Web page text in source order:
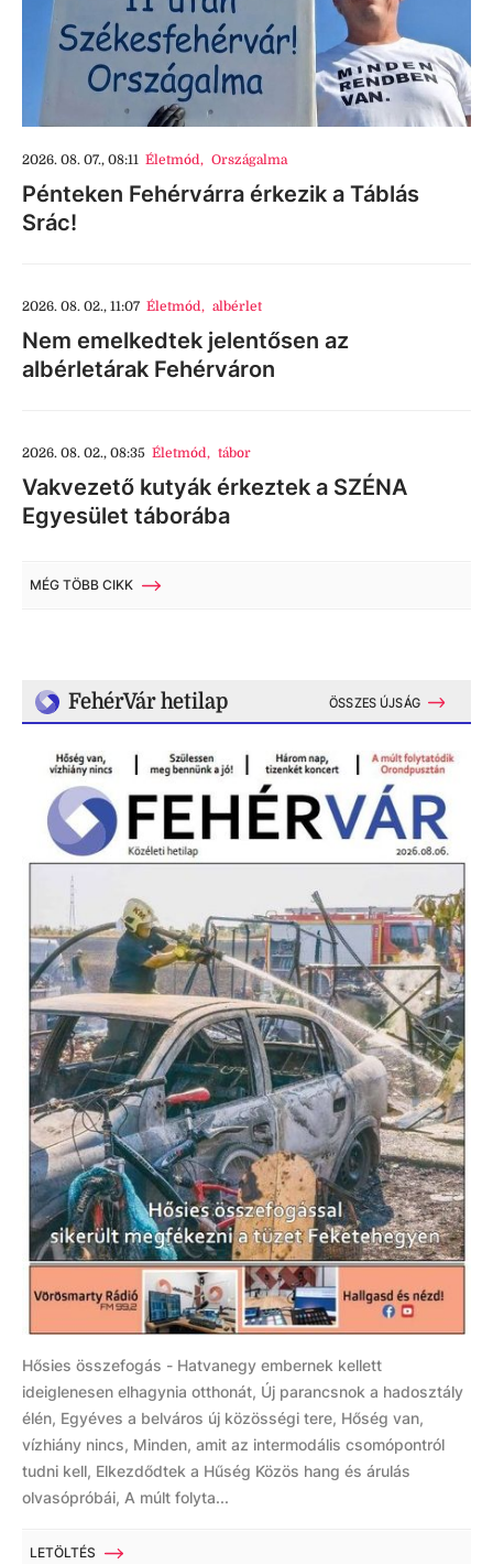
2026. 08. 07., 08:11 Életmód, Országalma
Pénteken Fehérvárra érkezik a Táblás
Srác!
2026. 08. 02., 11:07 Életmód, albérlet
Nem emelkedtek jelentősen az
albérletárak Fehérváron
2026. 08. 02., 08:35 Életmód, tábor
Vakvezető kutyák érkeztek a SZÉNA
Egyesület táborába
MÉG TÖBB CIKK
FehérVár hetilap ÖSSZES ÚJSÁG
Hősies összefogás - Hatvanegy embernek kellett
ideiglenesen elhagynia otthonát, Új parancsnok a hadosztály
élén, Egyéves a belváros új közösségi tere, Hőség van,
vízhiány nincs, Minden, amit az intermodális csomópontról
tudni kell, Elkezdődtek a Hűség Közös hang és árulás
olvasópróbái, A múlt folyta...
LETÖLTÉS